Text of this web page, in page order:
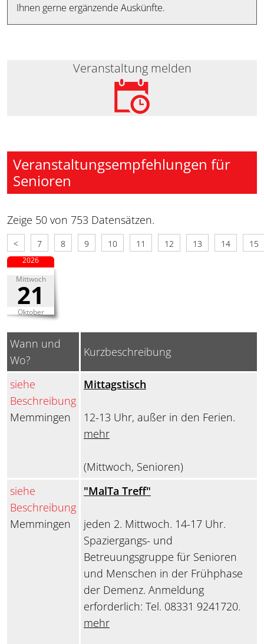
Ihnen gerne ergänzende Auskünfte.
Veranstaltung melden
Veranstaltungsempfehlungen für
Senioren
Zeige 50 von 753 Datensätzen.
< 7 8 9 10 11 12 13 14 15
Mittwoch
21
Oktober
2026
Wann und
Wo?
Kurzbeschreibung
siehe
Beschreibung
Memmingen
Mittagstisch
12-13 Uhr, außer in den Ferien.
mehr
(Mittwoch, Senioren)
siehe
Beschreibung
Memmingen
"MalTa Treff"
jeden 2. Mittwoch. 14-17 Uhr.
Spaziergangs- und
Betreuungsgruppe für Senioren
und Menschen in der Frühphase
der Demenz. Anmeldung
erforderlich: Tel. 08331 9241720.
mehr